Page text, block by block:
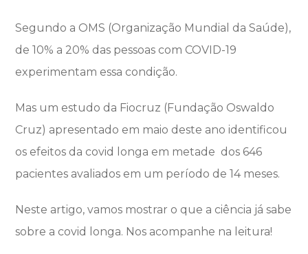
Segundo a OMS (Organização Mundial da Saúde),
de 10% a 20% das pessoas com COVID-19
experimentam essa condição.
Mas um estudo da Fiocruz (Fundação Oswaldo
Cruz) apresentado em maio deste ano identificou
os efeitos da covid longa em metade dos 646
pacientes avaliados em um período de 14 meses.
Neste artigo, vamos mostrar o que a ciência já sabe
sobre a covid longa. Nos acompanhe na leitura!